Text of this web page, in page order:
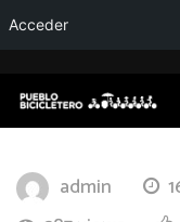
admin
Acceder